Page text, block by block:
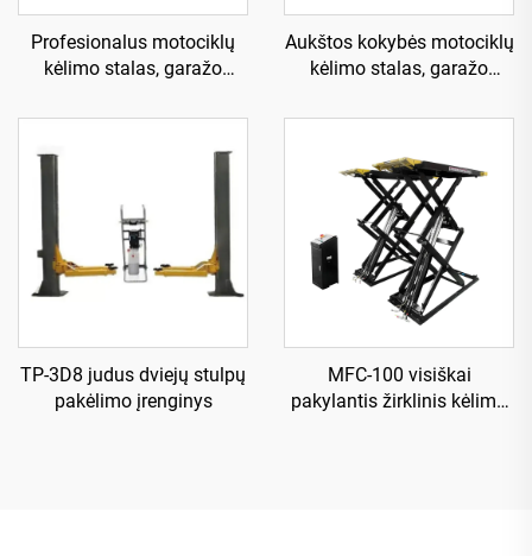
Profesionalus motociklų
kėlimo stalas, garažo
Aukštos kokybės motociklų
kėlimo stalas, garažo
TP-3D8 judus dviejų stulpų
pakėlimo įrenginys
MFC-100 visiškai
pakylantis žirklinis kėlimo